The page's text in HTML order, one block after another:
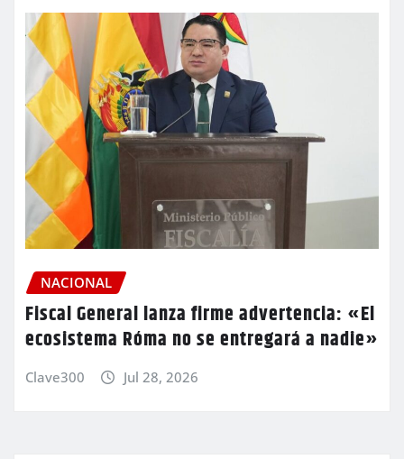
NACIONAL
Fiscal General lanza firme advertencia: «El
ecosistema Róma no se entregará a nadie»
Clave300 Jul 28, 2026